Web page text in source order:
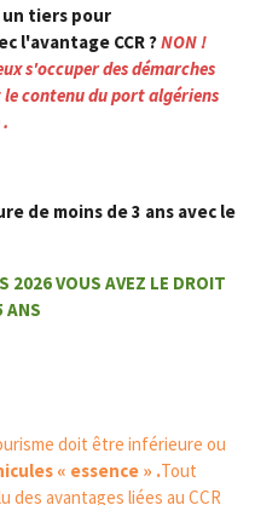
tiers pour
l'avantage CCR ?NON !
s'occuper des démarches
contenu du port algériens
de moins de 3 ans avec le
2026 VOUS AVEZ LE DROIT
ANS
doit être inférieure ou
« essence » .Tout
des avantages liées au CCR